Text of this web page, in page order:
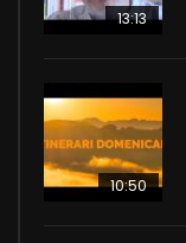
13:13
10:50